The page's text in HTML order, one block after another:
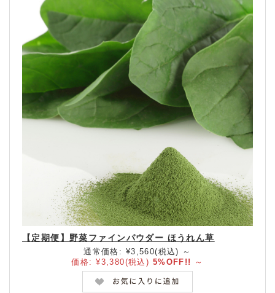
【定期便】野菜ファインパウダー ほうれん草
通常価格: ¥3,560(税込)
～
価格: ¥3,380(税込) 5%OFF ～